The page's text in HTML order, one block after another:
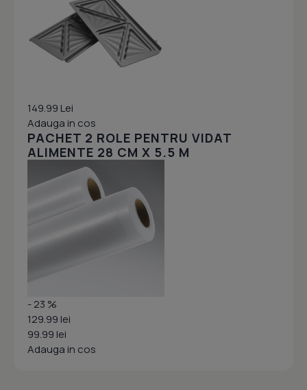
149.99 Lei
Adauga in cos
PACHET 2 ROLE PENTRU VIDAT
ALIMENTE 28 CM X 5.5 M
- 23 %
129.99 lei
99.99 lei
Adauga in cos